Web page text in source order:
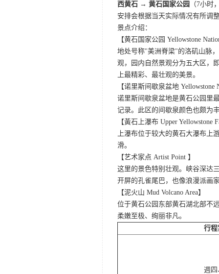
西黄石 → 黄石国家公园
（7小时
安排会根据当天实际情况有所调
景点介绍：
【黄石国家公园 Yellowstone
地处号称"美洲脊梁"的洛矶山脉
观，园内自然景观分为五大区，
上最精彩、最壮观的美景。
【诺里斯间歇泉盆地 Yellowstone
诺里斯间歇泉盆地是黄石公园里
记录。此区的间歇泉颜色也颇为
【黃石上瀑布 Upper Yellowstone
上瀑布位于较大的黄石大瀑布上
滑。
【艺术家点 Artist Point 】
这里的景色特别壮观。峡谷深达
开屏的孔雀尾巴，也像浪漫派画
【泥火山 Mud Volcano Area】
位于黄石公园东部黄石湖北部不
柔嫩至极、绚丽非凡。
行程
週四